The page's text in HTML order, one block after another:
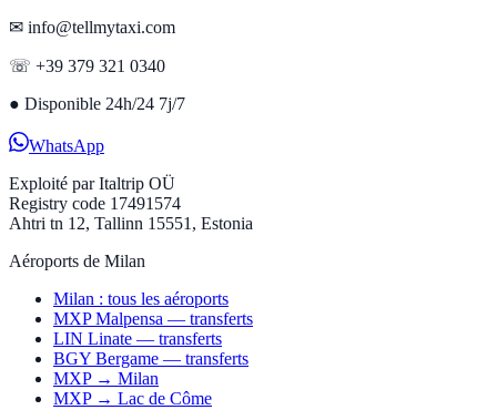
✉ info@tellmytaxi.com
☏ +39 379 321 0340
● Disponible 24h/24 7j/7
WhatsApp
Exploité parItaltrip OÜ
Registry code 17491574
Ahtri tn 12, Tallinn 15551, Estonia
Aéroports de Milan
Milan : tous les aéroports
MXP Malpensa — transferts
LIN Linate — transferts
BGY Bergame — transferts
MXP → Milan
MXP → Lac de Côme